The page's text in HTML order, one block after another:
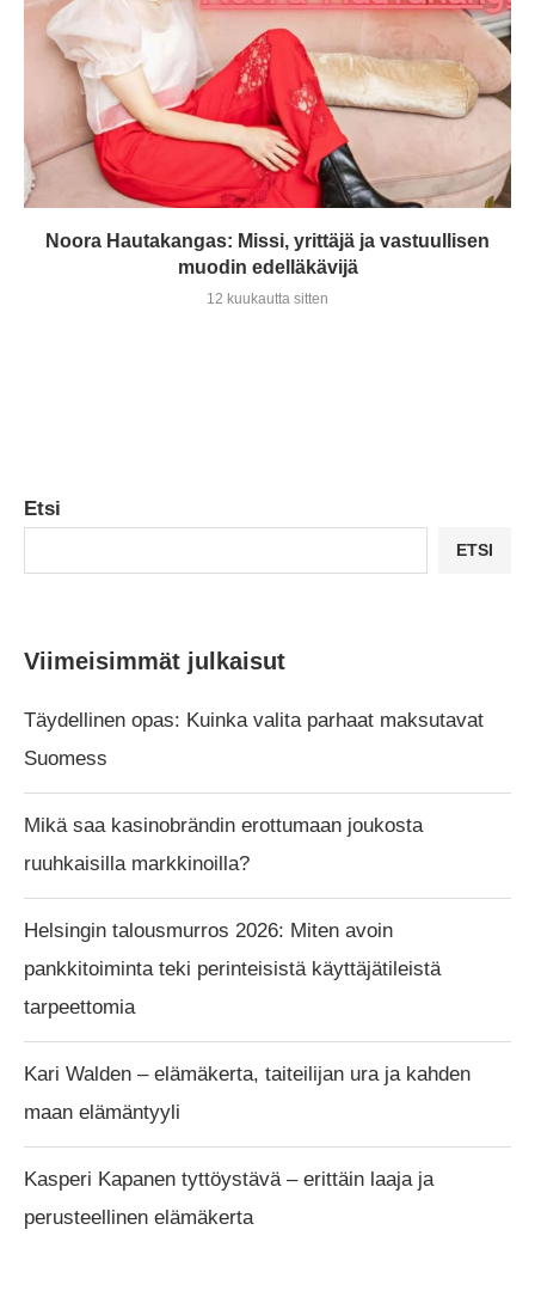
Noora Hautakangas: Missi, yrittäjä ja vastuullisen
muodin edelläkävijä
12 kuukautta sitten
Etsi
ETSI
Viimeisimmät julkaisut
Täydellinen opas: Kuinka valita parhaat maksutavat
Suomess
Mikä saa kasinobrändin erottumaan joukosta
ruuhkaisilla markkinoilla?
Helsingin talousmurros 2026: Miten avoin
pankkitoiminta teki perinteisistä käyttäjätileistä
tarpeettomia
Kari Walden – elämäkerta, taiteilijan ura ja kahden
maan elämäntyyli
Kasperi Kapanen tyttöystävä – erittäin laaja ja
perusteellinen elämäkerta